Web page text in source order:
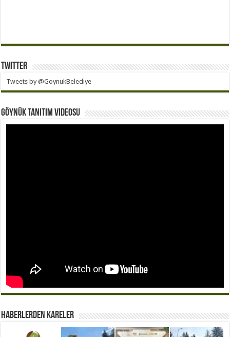
Twitter
Tweets by @GoynukBelediye
Göynük Tanıtım Videosu
Haberlerden Kareler